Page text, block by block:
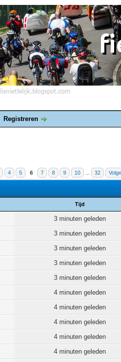
Registreren
4 5 6 7 8 9 10 32
Tijd
3 minuten geleden
3 minuten geleden
3 minuten geleden
3 minuten geleden
3 minuten geleden
4 minuten geleden
4 minuten geleden
4 minuten geleden
4 minuten geleden
4 minuten geleden